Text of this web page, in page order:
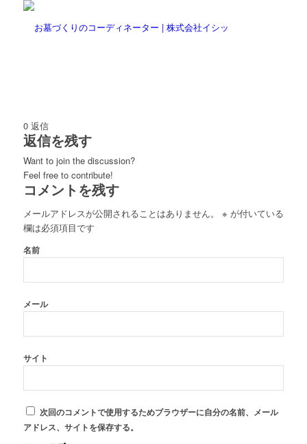
0 返信
返信を残す
Want to join the discussion?
Feel free to contribute!
コメントを残す
メールアドレスが公開されることはありません。 ※ が付いている
欄は必須項目です
名前
メール
サイト
次回のコメントで使用するためブラウザーに自分の名前、メール
アドレス、サイトを保存する。